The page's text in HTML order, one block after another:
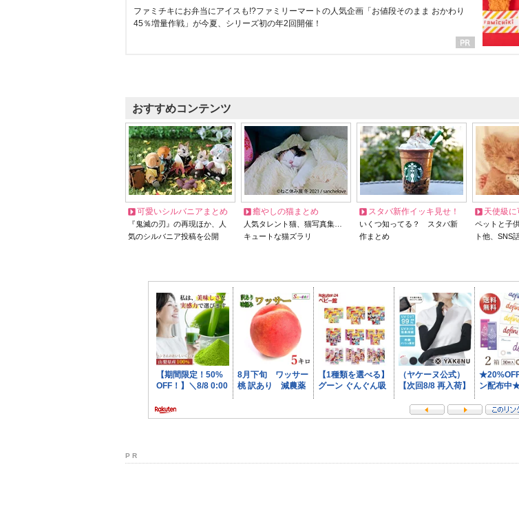
ファミチキにお弁当にアイスも!?ファミリーマートの人気企画「お値段そのまま おかわり
45％増量作戦」が今夏、シリーズ初の年2回開催！
おすすめコンテンツ
可愛いシルバニアまとめ
『鬼滅の刃』の再現ほか、人
気のシルバニア投稿を公開
癒やしの猫まとめ
人気タレント猫、猫写真集…
キュートな猫ズラリ
スタバ新作イッキ見せ！
いくつ知ってる？ スタバ新
作まとめ
天使級
ペットと子
ト他、SNS
P R